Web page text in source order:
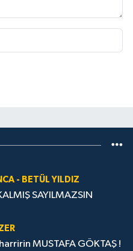
- BETÜL YILDIZ
SAYILMAZSIN
MUSTAFA GÖKTAŞ !